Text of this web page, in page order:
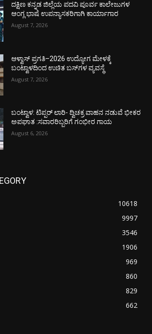
ದಕ್ಷಿಣ ಕನ್ನಡ ಜಿಲ್ಲೆಯ ಪದವಿ ಪೂರ್ವ ಕಾಲೇಜುಗಳ
ಆಂಗ್ಲ ಭಾಷೆ ಉಪನ್ಯಾಸಕರಿಗಾಗಿ ಕಾರ್ಯಾಗಾರ
August 7, 2026
ಆಳ್ವಾಸ್ ಪ್ರಗತಿ–2026 ಉದ್ಯೋಗ ಮೇಳಕ್ಕೆ
ಬಂಟ್ವಾಳದಿಂದ ಉಚಿತ ಬಸ್‌ಗಳ ವ್ಯವಸ್ಥೆ
August 7, 2026
ಬಂಟ್ವಾಳ: ಟಿಪ್ಪರ್ ಲಾರಿ- ದ್ವಿಚಕ್ರ ವಾಹನ ನಡುವೆ ಭೀಕರ
ಅಪಘಾತ :ಸವಾರರಿಬ್ಬರಿಗೆ ಗಂಭೀರ ಗಾಯ
August 6, 2026
10618
9997
3546
1906
969
860
829
662